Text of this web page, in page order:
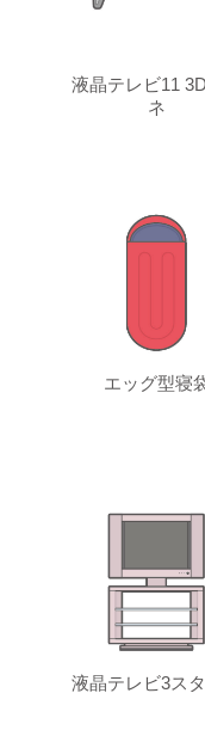
液晶テレビ11
ネ
エッグ型寝
液晶テレビ3ス